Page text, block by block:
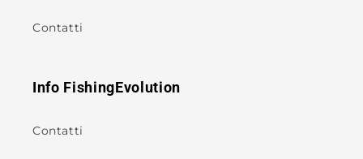
Contatti
Info FishingEvolution
Contatti